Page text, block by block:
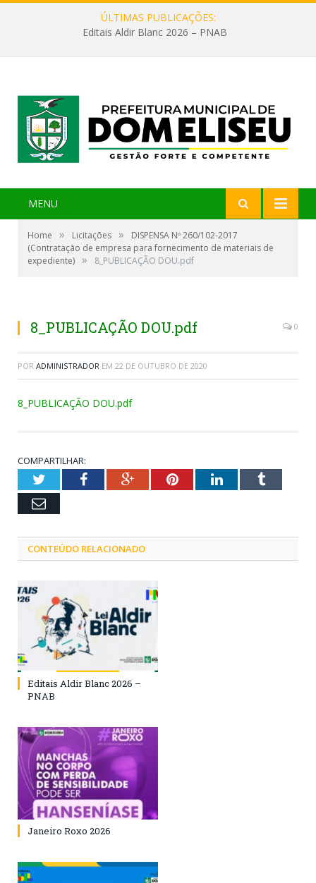
ÚLTIMAS PUBLICAÇÕES:
Editais Aldir Blanc 2026 – PNAB
MENU
Home » Licitações »
DISPENSA Nº 260/102-2017
(Contratação de empresa para fornecimento de materiais de
expediente) » 8_PUBLICAÇÃO DOU.pdf
8_PUBLICAÇÃO DOU.pdf 0
POR ADMINISTRADOR EM 22 DE OUTUBRO DE 2020
8_PUBLICAÇÃO DOU.pdf
COMPARTILHAR:
TwitterFacebookGoogle+PinterestLinkedInTumblr
Email
CONTEÚDO RELACIONADO
Editais Aldir Blanc 2026 –
PNAB
Janeiro Roxo 2026